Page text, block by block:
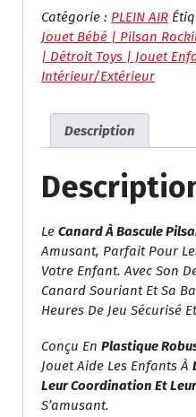
À
Bascule
Pour
Enfants
Pilsan
Rocking
Catégorie : PLEIN AIR
Jouet Bébé | Pilsan
| Détroit Toys | Jouet
Intérieur/extérieur
Description
Le Canard À Bascule
Amusant, Parfait Pour
Votre Enfant. Avec Son
Canard Souriant Et Sa
Heures De Jeu Sécurisé
Conçu En Plastique
Jouet Aide Les Enfants À
Leur Coordination Et
S’amusant.